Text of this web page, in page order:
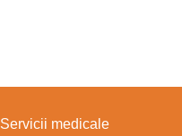
Servicii medicale